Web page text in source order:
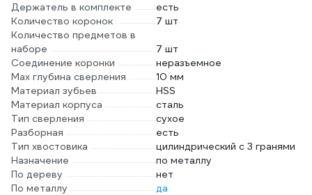
Держатель в комплекте
есть
Количество коронок
7 шт
Количество предметов в
наборе
7 шт
Соединение коронки
неразъемное
Max глубина сверления
10 мм
Материал зубьев
HSS
Материал корпуса
сталь
Тип сверления
сухое
Разборная
есть
Тип хвостовика
цилиндрический с 3 гранями
Назначение
по металлу
По дереву
нет
По металлу
да